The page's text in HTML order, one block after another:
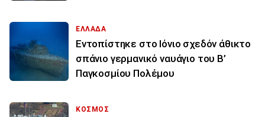
ΕΛΛΑΔΑ
Εντοπίστηκε στο Ιόνιο σχεδόν άθικτο
σπάνιο γερμανικό ναυάγιο του Β’
Παγκοσμίου Πολέμου
ΚΟΣΜΟΣ